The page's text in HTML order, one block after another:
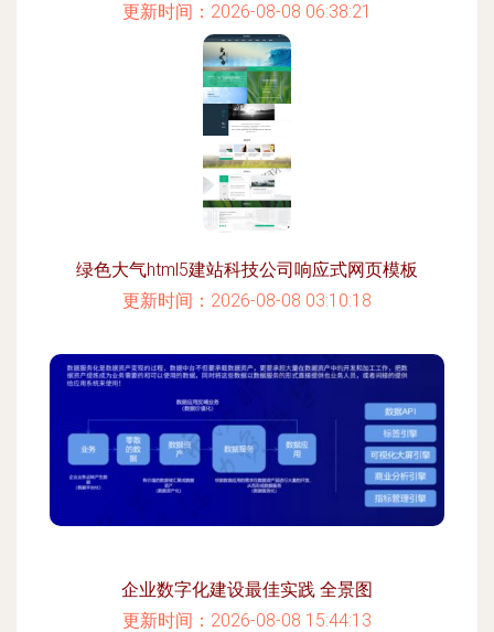
更新时间：2026-08-08 06:38:21
绿色大气html5建站科技公司响应式网页模板
更新时间：2026-08-08 03:10:18
企业数字化建设最佳实践 全景图
更新时间：2026-08-08 15:44:13